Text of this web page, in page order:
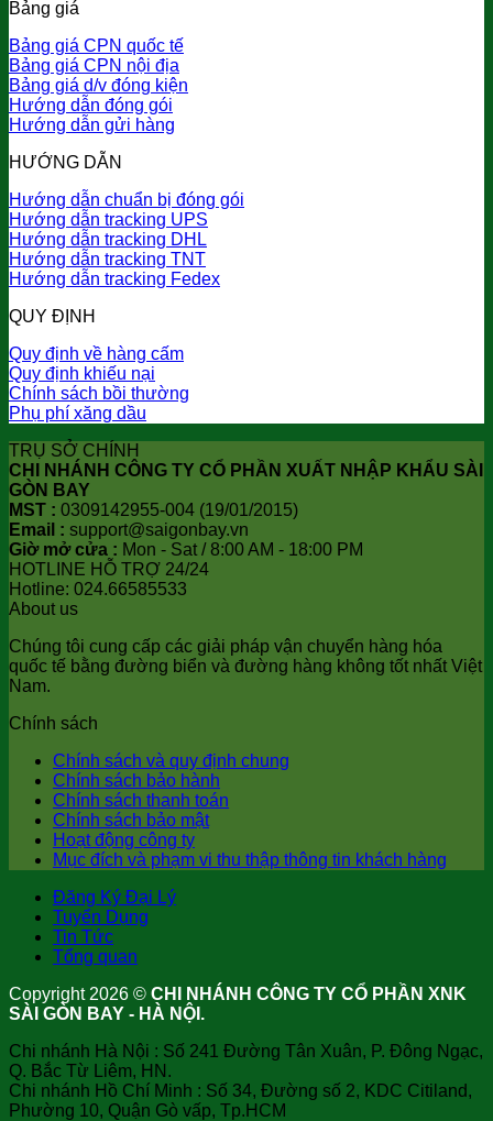
Bảng giá
Bảng giá CPN quốc tế
Bảng giá CPN nội địa
Bảng giá d/v đóng kiện
Hướng dẫn đóng gói
Hướng dẫn gửi hàng
HƯỚNG DẪN
Hướng dẫn chuẩn bị đóng gói
Hướng dẫn tracking UPS
Hướng dẫn tracking DHL
Hướng dẫn tracking TNT
Hướng dẫn tracking Fedex
QUY ĐỊNH
Quy định về hàng cấm
Quy định khiếu nại
Chính sách bồi thường
Phụ phí xăng dầu
TRỤ SỞ CHÍNH
CHI NHÁNH CÔNG TY CỔ PHẦN XUẤT NHẬP KHẨU SÀI
GÒN BAY
MST : 0309142955-004 (19/01/2015)
Email : support@saigonbay.vn
Giờ mở cửa : Mon - Sat / 8:00 AM - 18:00 PM
HOTLINE HỖ TRỢ 24/24
Hotline: 024.66585533
About us
Chúng tôi cung cấp các giải pháp vận chuyển hàng hóa
quốc tế bằng đường biển và đường hàng không tốt nhất Việt
Nam.
Chính sách
Chính sách và quy định chung
Chính sách bảo hành
Chính sách thanh toán
Chính sách bảo mật
Hoạt động công ty
Mục đích và phạm vi thu thập thông tin khách hàng
Đăng Ký Đại Lý
Tuyển Dụng
Tin Tức
Tổng quan
Copyright 2026 © CHI NHÁNH CÔNG TY CỔ PHẦN XNK
SÀI GÒN BAY - HÀ NỘI.
Chi nhánh Hà Nội : Số 241 Đường Tân Xuân, P. Đông Ngạc,
Q. Bắc Từ Liêm, HN.
Chi nhánh Hồ Chí Minh : Số 34, Đường số 2, KDC Citiland,
Phường 10, Quận Gò vấp, Tp.HCM